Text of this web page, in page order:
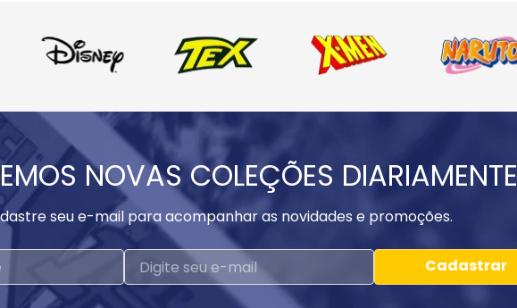
NOVAS COLEÇÕES DIARIAMENTE
seu e-mail para acompanhar as novidades e promoções.
Cadastrar